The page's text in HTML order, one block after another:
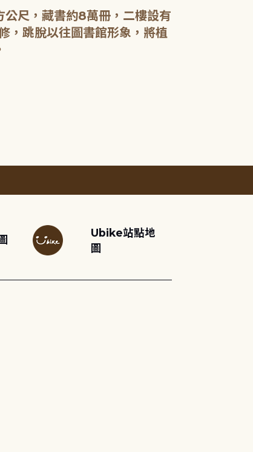
尺，藏書約8萬冊，二樓設有
，跳脫以往圖書館形象，將植
Ubike站點地
圖